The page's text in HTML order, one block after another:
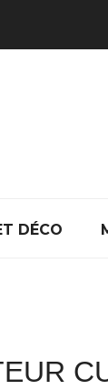
DÉCO